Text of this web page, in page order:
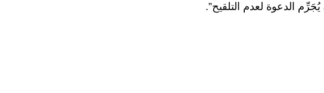
الدعوة لعدم التلقيح”.